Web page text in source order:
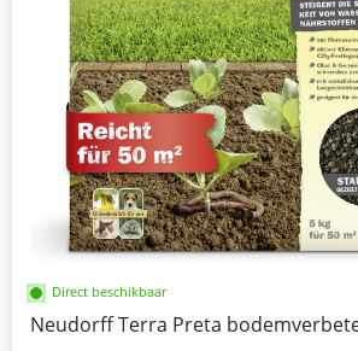
Direct beschikbaar
Neudorff Terra Preta